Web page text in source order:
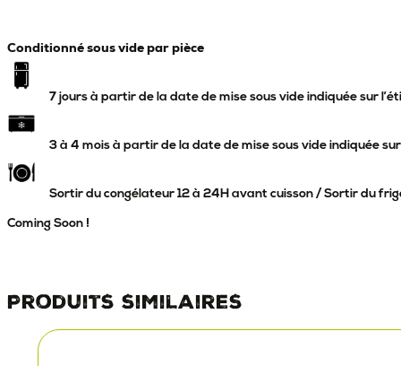
Conditionné sous vide par pièce
7 jours à partir de la date de mise sous vide indiquée sur
3 à 4 mois à partir de la date de mise sous vide indiquée
Sortir du congélateur 12 à 24H avant cuisson / Sortir du
Coming Soon !
Produits similaires